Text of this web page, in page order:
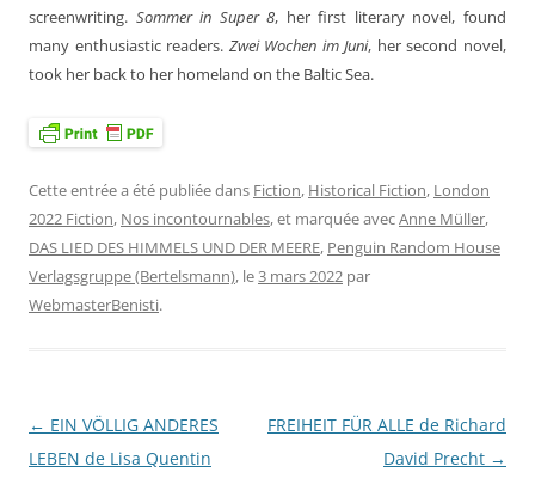
screenwriting. Sommer in Super 8, her first literary novel, found
many enthusiastic readers. Zwei Wochen imJuni, her second novel,
took her back to her homeland on the Baltic Sea.
Cette entrée a été publiée dans Fiction, Historical Fiction, London
2022 Fiction, Nos incontournables, et marquée avecAnne Müller,
DAS LIED DES HIMMELS UND DER MEERE, Penguin Random House
Verlagsgruppe (Bertelsmann), le3 mars 2022 par
WebmasterBenisti.
Navigation
des
← EIN VÖLLIG ANDERES
LEBEN de Lisa Quentin
FREIHEIT FÜR ALLE de Richard
David Precht →